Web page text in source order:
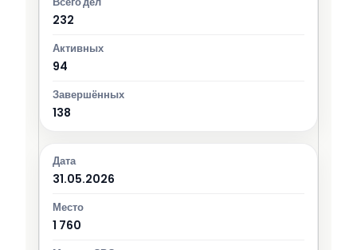
232
94
138
31.05.2026
1 760